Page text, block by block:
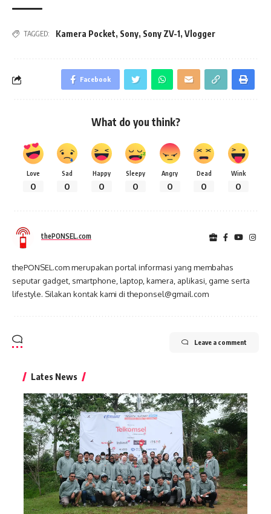
TAGGED: Kamera Pocket, Sony, Sony ZV-1, Vlogger
Facebook
What do you think?
Love
0
Sad
0
Happy
0
Sleepy
0
Angry
0
Dead
0
Wink
0
thePONSEL.com
thePONSEL.com merupakan portal informasi yang membahas
seputar gadget, smartphone, laptop, kamera, aplikasi, game serta
lifestyle. Silakan kontak kami di theponsel@gmail.com
Leave a comment
Lates News